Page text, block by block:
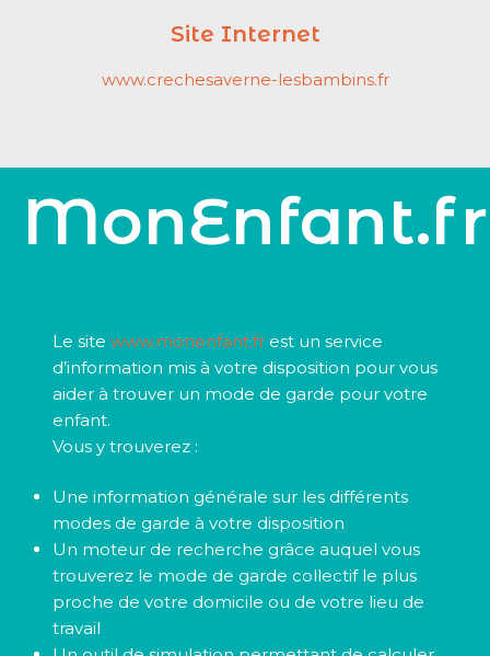
Site Internet
www.crechesaverne-lesbambins.fr
MonEnfant.fr
Le site www.monenfant.fr est un service
d’information mis à votre disposition pour vous
aider à trouver un mode de garde pour votre
enfant.
Vous y trouverez :
Une information générale sur les différents
modes de garde à votre disposition
Un moteur de recherche grâce auquel vous
trouverez le mode de garde collectif le plus
proche de votre domicile ou de votre lieu de
travail